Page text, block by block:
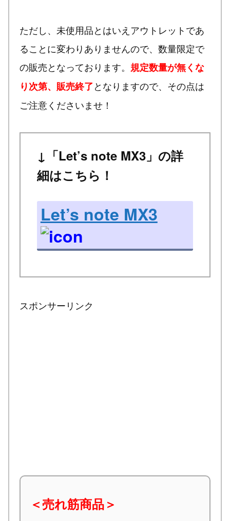
ただし、未使用品とはいえアウトレットであ
ることに変わりありませんので、数量限定で
の販売となっております。 規定数量が無くな
り次第、販売終了となりますので、その点は
ご注意くださいませ！
↓「Let’s note MX3」の詳
細はこちら！
Let’s note MX3
スポンサーリンク
＜売れ筋商品＞